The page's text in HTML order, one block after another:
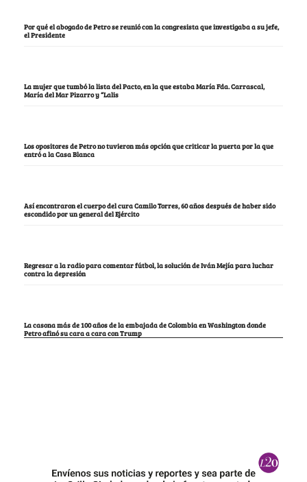
Por qué el abogado de Petro se reunió con la congresista que investigaba a su jefe,
el Presidente
La mujer que tumbó la lista del Pacto, en la que estaba María Fda. Carrascal,
María del Mar Pizarro y “Lalis
Los opositores de Petro no tuvieron más opción que criticar la puerta por la que
entró a la Casa Blanca
Así encontraron el cuerpo del cura Camilo Torres, 60 años después de haber sido
escondido por un general del Ejército
Regresar a la radio para comentar fútbol, la solución de Iván Mejía para luchar
contra la depresión
La casona más de 100 años de la embajada de Colombia en Washington donde
Petro afinó su cara a cara con Trump